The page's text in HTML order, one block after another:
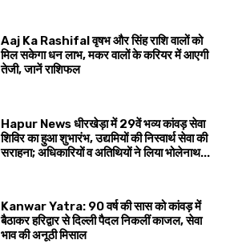
Aaj Ka Rashifal वृषभ और सिंह राशि वालों को
मिल सकेगा धन लाभ, मकर वालों के करियर में आएगी
तेजी, जानें राशिफल
Hapur News धीरखेड़ा में 29वें भव्य कांवड़ सेवा
शिविर का हुआ शुभारंभ, उद्यमियों की निस्वार्थ सेवा की
सराहना; अधिकारियों व अतिथियों ने लिया भोलेनाथ...
Kanwar Yatra: 90 वर्ष की सास को कांवड़ में
बैठाकर हरिद्वार से दिल्ली पैदल निकलीं काजल, सेवा
भाव की अनूठी मिसाल